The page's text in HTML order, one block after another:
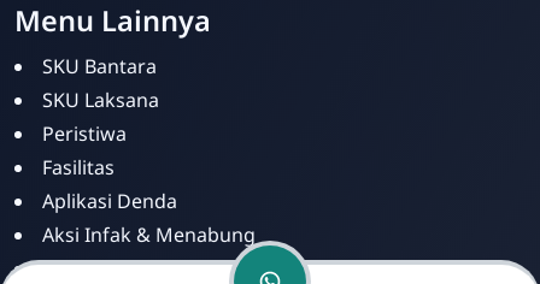
Menu Lainnya
SKU Bantara
SKU Laksana
Peristiwa
Fasilitas
Aplikasi Denda
Aksi Infak & Menabung
Dashboar Infak